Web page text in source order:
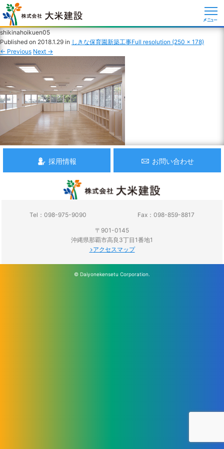
メニュー
shikinahoikuen05
Published on 2018.1.29 in しきな保育園新築工事Full resolution (250 × 178)
← Previous Next →
採用情報 お問い合わせ
Tel：098-975-9090 Fax：098-859-8817
〒901-0145
沖縄県那覇市高良3丁目1番地1
アクセスマップ
© Daiyonekensetu Corporation.